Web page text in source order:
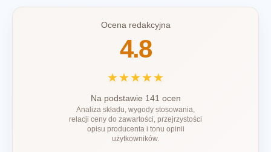
Ocena redakcyjna
4.8
★★★★★
Na podstawie 141 ocen
Analiza składu, wygody stosowania,
relacji ceny do zawartości, przejrzystości
opisu producenta i tonu opinii
użytkowników.